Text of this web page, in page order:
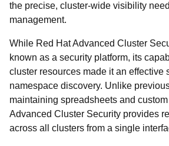
the precise, cluster-wide visibility
management.
While Red Hat Advanced Cluster
known as a security platform, its
cluster resources made it an effective
namespace discovery. Unlike
maintaining spreadsheets and
Advanced Cluster Security provides
across all clusters from a single